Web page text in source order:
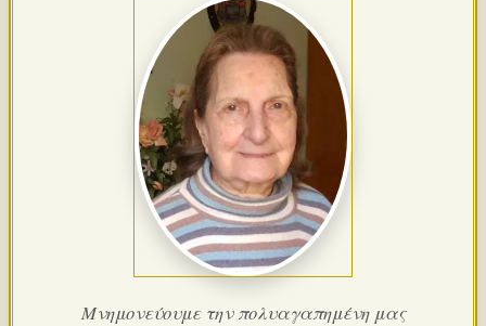
Μνημονεύουμε την πολυαγαπημένη μας